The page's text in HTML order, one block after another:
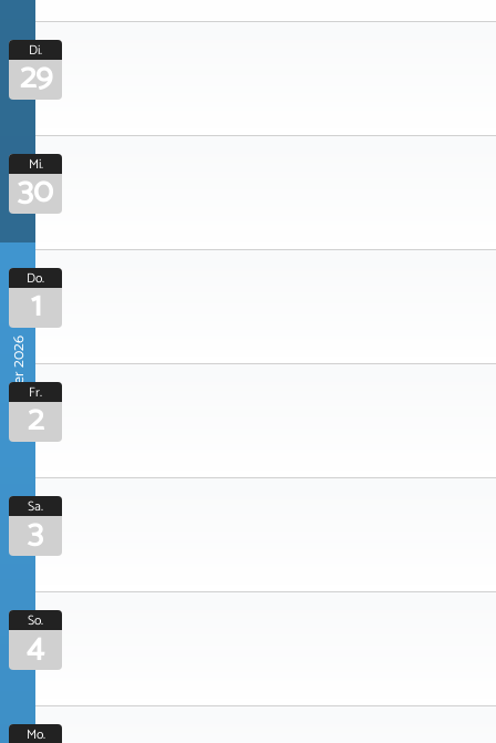
Di.
29
Mi.
30
Oktober 2026
Do.
1
Fr.
2
Sa.
3
So.
4
Mo.